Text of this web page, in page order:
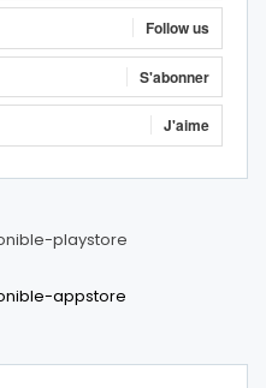
Follow us
S'abonner
J'aime